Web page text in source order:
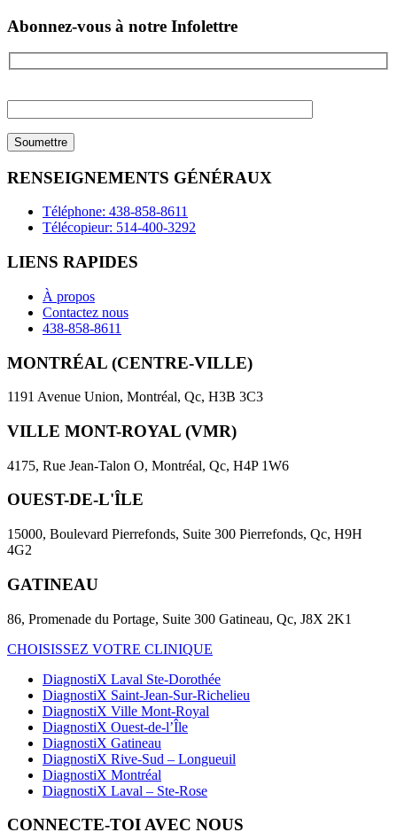
Abonnez-vous à notre Infolettre
field
empty.
RENSEIGNEMENTS GÉNÉRAUX
Téléphone: 438-858-8611
Télécopieur: 514-400-3292
LIENS RAPIDES
À propos
Contactez nous
438-858-8611
MONTRÉAL (CENTRE-VILLE)
1191 Avenue Union, Montréal, Qc, H3B 3C3
VILLE MONT-ROYAL (VMR)
4175, Rue Jean-Talon O, Montréal, Qc, H4P 1W6
OUEST-DE-L'ÎLE
15000, Boulevard Pierrefonds, Suite 300 Pierrefonds, Qc, H9H
4G2
GATINEAU
86, Promenade du Portage, Suite 300 Gatineau, Qc, J8X 2K1
CHOISISSEZ VOTRE CLINIQUE
DiagnostiX Laval Ste-Dorothée
DiagnostiX Saint-Jean-Sur-Richelieu
DiagnostiX Ville Mont-Royal
DiagnostiX Ouest-de-l’Île
DiagnostiX Gatineau
DiagnostiX Rive-Sud – Longueuil
DiagnostiX Montréal
DiagnostiX Laval – Ste-Rose
CONNECTE-TOI AVEC NOUS